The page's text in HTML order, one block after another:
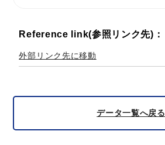
Reference link(参照リンク先)：
外部リンク先に移動
データ一覧へ戻る